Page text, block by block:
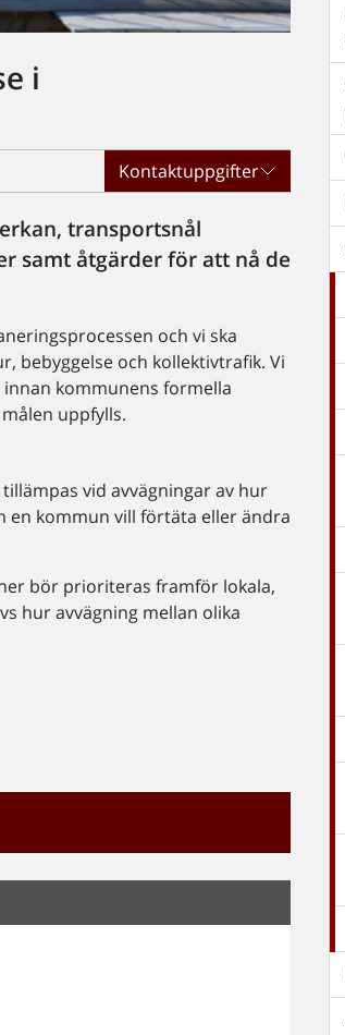
i
Kontaktuppgifter
transportsnål
samt åtgärder för att nå de
och vi ska
bebyggelse och kollektivtrafik. Vi
kommunens formella
uppfylls.
vid avvägningar av hur
en kommun vill förtäta eller ändra
bör prioriteras framför lokala,
hur avvägning mellan olika